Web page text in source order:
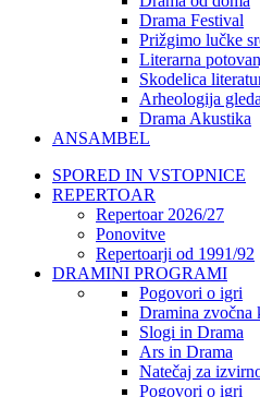
Drama Festival
Prižgimo lučke
Literarna
Skodelica
Arheologija
Drama Akustika
ANSAMBEL
SPORED IN VSTOPNICE
REPERTOAR
Repertoar 2026/27
Ponovitve
Repertoarji od 1991/92
DRAMINI PROGRAMI
Pogovori o igri
Dramina zvočna
Slogi in Drama
Ars in Drama
Natečaj za
Pogovori o igri